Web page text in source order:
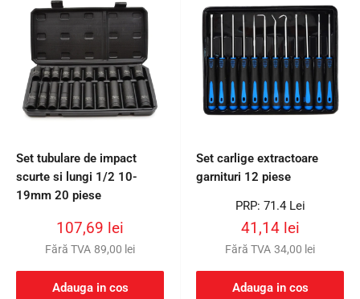
Set tubulare de impact
scurte si lungi 1/2 10-
19mm 20 piese
Preț
redus
107,69 lei
Fără TVA 89,00 lei
Adauga in cos
Set carlige extractoare
garnituri 12 piese
Preț
PRP: 71.4 Lei
Preț
redus
41,14 lei
Fără TVA 34,00 lei
Adauga in cos